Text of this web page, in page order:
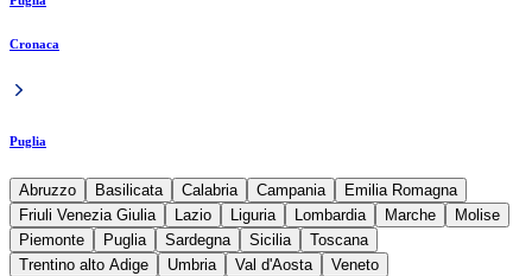
Cronaca
Puglia
Abruzzo Basilicata Calabria Campania
Emilia Romagna
Friuli Venezia Giulia
Lazio Liguria Lombardia Marche
Molise
Piemonte
Puglia Sardegna Sicilia
Toscana
Trentino alto Adige
Umbria Val d'Aosta Veneto